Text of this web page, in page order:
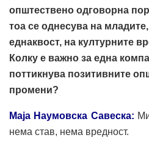
општествено одговорна
тоа се однесува на
еднаквост, на културните
Колку е важно за една
поттикнува позитивните
промени?
Маја Наумовска Савеска:
нема став, нема вредност.